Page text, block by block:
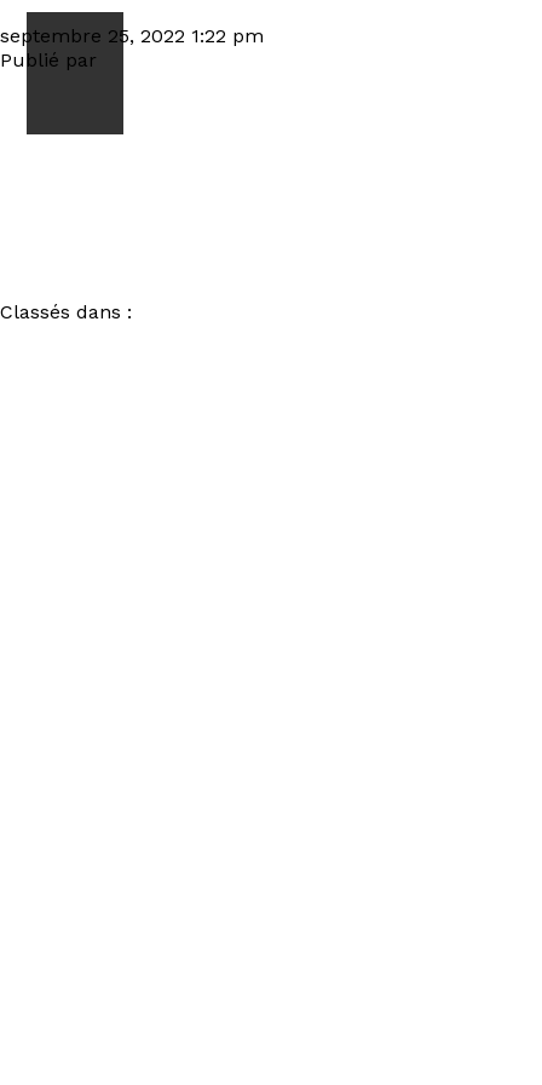
IMG_9862_DxO
septembre 25, 2022 1:22 pm
Publié par
Classés dans :